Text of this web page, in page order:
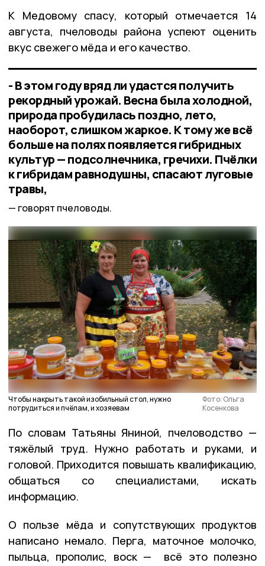
К Медовому спасу, который отмечается 14
августа, пчеловоды района успеют оценить
вкус свежего мёда и его качество.
- В этом году вряд ли удастся получить
рекордный урожай. Весна была холодной,
природа пробудилась поздно, лето,
наоборот, слишком жаркое. К тому же всё
больше на полях появляется гибридных
культур — подсолнечника, гречихи. Пчёлки
к гибридам равнодушны, спасают луговые
травы,
говорят пчеловоды.
Чтобы накрыть такой изобильный стол, нужно
потрудиться и пчёлам, и хозяевам
Фото: Ольга
Косенкова
По словам Татьяны Яниной, пчеловодство —
тяжёлый труд. Нужно работать и руками, и
головой. Приходится повышать квалификацию,
общаться со специалистами, искать
информацию.
О пользе мёда и сопутствующих продуктов
написано немало. Перга, маточное молочко,
пыльца, прополис, воск — всё это полезно